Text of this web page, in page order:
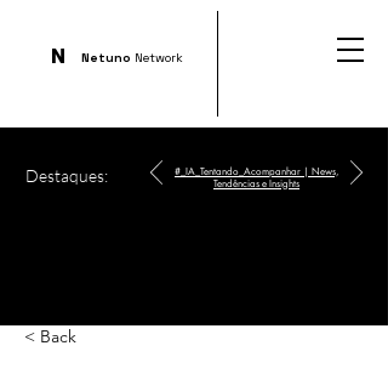
N Netuno Network
Destaques:
#_IA_Tentando_Acompanhar | News,
Tendências e Insights
< Back